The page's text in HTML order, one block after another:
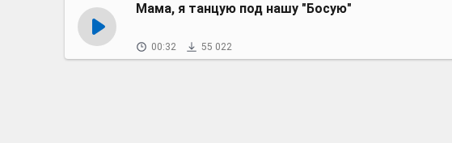
Мама, я танцую под нашу "Босую"
00:32 55 022